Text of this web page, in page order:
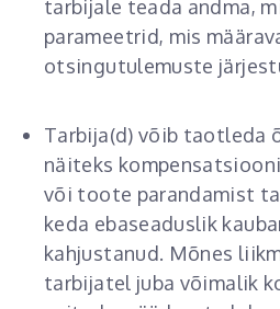
tarbijale teada andma,
parameetrid, mis
otsingutulemuste
Tarbija(d) võib taotleda
näiteks
või toote parandamist
keda ebaseaduslik
kahjustanud. Mõnes
tarbijatel juba võimalik